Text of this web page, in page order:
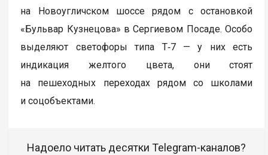
на Новоугличском шоссе рядом с остановкой
«Бульвар Кузнецова» в Сергиевом Посаде. Особо
выделяют светофоры типа Т‑7 — у них есть
индикация желтого цвета, они стоят
на пешеходных переходах рядом со школами
и соцобъектами.
Надоело читать десятки Telegram-каналов?